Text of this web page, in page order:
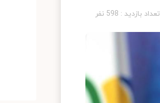
تعداد بازدید : 598 نفر